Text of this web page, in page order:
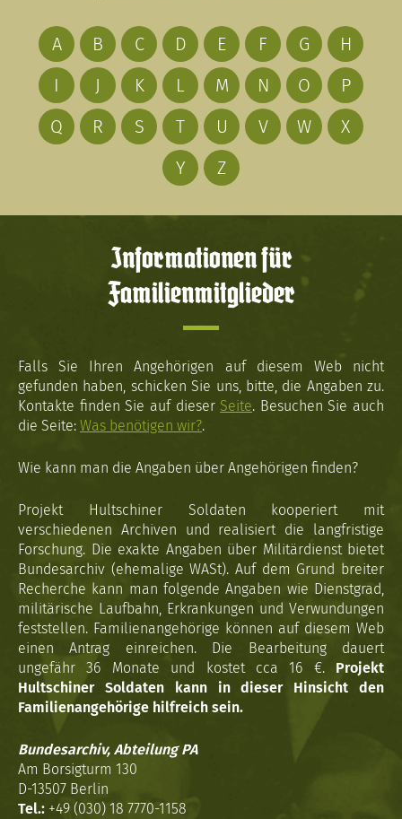
A B C D E F G
H
I
J K L M N O
P
Q
R S T U V W
X
Y
Z
Informationen für
Familienmitglieder
Falls Sie Ihren Angehörigen auf diesem Web nicht
gefunden haben, schicken Sie uns, bitte, die Angaben zu.
Kontakte finden Sie auf dieser Seite. Besuchen Sie auch
die Seite: Was benötigen wir?.
Wie kann man die Angaben über Angehörigen finden?
Projekt Hultschiner Soldaten kooperiert mit
verschiedenen Archiven und realisiert die langfristige
Forschung. Die exakte Angaben über Militärdienst bietet
Bundesarchiv (ehemalige WASt). Auf dem Grund breiter
Recherche kann man folgende Angaben wie Dienstgrad,
militärische Laufbahn, Erkrankungen und Verwundungen
feststellen. Familienangehörige können auf diesem Web
einen Antrag einreichen. Die Bearbeitung dauert
ungefähr 36 Monate und kostet cca 16 €. Projekt
Hultschiner Soldaten kann in dieser Hinsicht den
Familienangehörige hilfreich sein.
Bundesarchiv, Abteilung PA
Am Borsigturm 130
D-13507 Berlin
Tel.: +49 (030) 18 7770-1158